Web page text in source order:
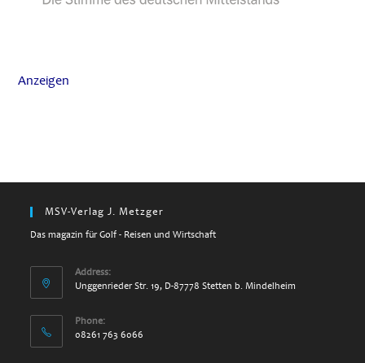
Anzeigen
MSV-Verlag J. Metzger
Das magazin für Golf - Reisen und Wirtschaft
Address:
Unggenrieder Str. 19, D-87778 Stetten b. Mindelheim
Phone:
08261 763 6066